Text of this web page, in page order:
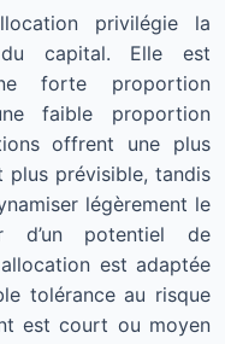
privilégie la
capital. Elle est
forte proportion
faible proportion
offrent une plus
plus prévisible, tandis
légèrement le
d’un potentiel de
est adaptée
tolérance au risque
est court ou moyen